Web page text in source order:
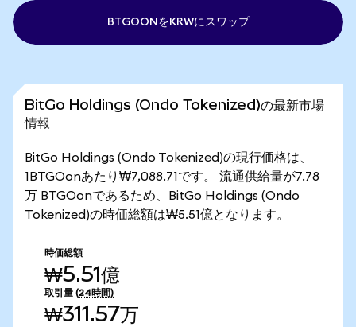
BTGOONをKRWにスワップ
BitGo Holdings (Ondo Tokenized)の最新市場
情報
BitGo Holdings (Ondo Tokenized)の現行価格は、
1BTGOonあたり₩7,088.71です。 流通供給量が7.78
万 BTGOonであるため、BitGo Holdings (Ondo
Tokenized)の時価総額は₩5.51億となります。
時価総額
₩5.51億
取引量 (24時間)
₩311.57万